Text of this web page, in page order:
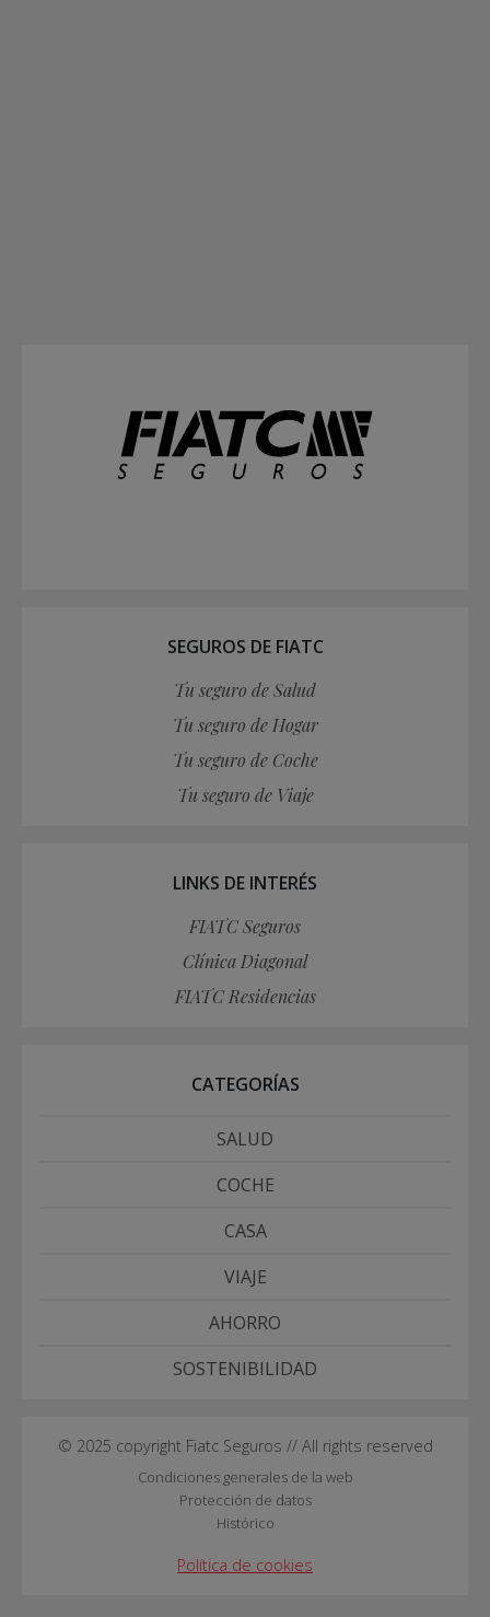
SEGUROS DE FIATC
Tu seguro de Salud
Tu seguro de Hogar
Tu seguro de Coche
Tu seguro de Viaje
LINKS DE INTERÉS
FIATC Seguros
Clínica Diagonal
FIATC Residencias
CATEGORÍAS
SALUD
COCHE
CASA
VIAJE
AHORRO
SOSTENIBILIDAD
© 2025 copyright Fiatc Seguros // All rights reserved
Condiciones generales de la web
Protección de datos
Histórico
Política de cookies